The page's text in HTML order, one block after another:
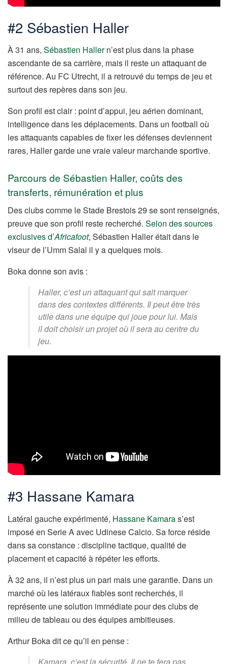
#2 Sébastien Haller
À 31 ans, Sébastien Hallern’est plus dans la phase
ascendante de sa carrière, mais il reste un attaquant de
référence. Au FC Utrecht, il a retrouvé du temps de jeu et
surtout des repères dans son jeu.
Son profil est clair : point d’appui, jeu aérien dominant,
intelligence dans les déplacements. Dans un football où
les attaquants capables de fixer les défenses deviennent
rares, Haller garde une vraie valeur marchande sportive.
Parcours de Sébastien Haller, coûts des
transferts, rémunération et plus
Des clubs comme le Stade Brestois 29 se sont renseignés,
preuve que son profil reste recherché. Selon des sources
exclusives d’Africafoot, Sébastien Haller était dans le
viseur de l’Umm Salal il y a quelques mois.
Boka donne son avis :
Haller, c’est un attaquant qui sait marquer
dans des contextes différents. Il peut être très
utile dans une équipe qui joue pour lui. Mais
il doit choisir un projet où il sera au centre du
jeu.
#3 Hassane Kamara
Latéral gauche expérimenté, Hassane Kamaras’est
imposé en Serie A avec Udinese Calcio. Sa force réside
dans sa constance : discipline tactique, qualité de
placement et capacité à répéter les efforts.
À 32 ans, il n’est plus un pari mais une garantie. Dans un
marché où les latéraux fiables sont recherchés, il
représente une solution immédiate pour des clubs de
milieu de tableau ou des équipes ambitieuses.
Arthur Boka dit ce qu’il en pense :
Kamara, c’est la sécurité. Il ne te fera pas